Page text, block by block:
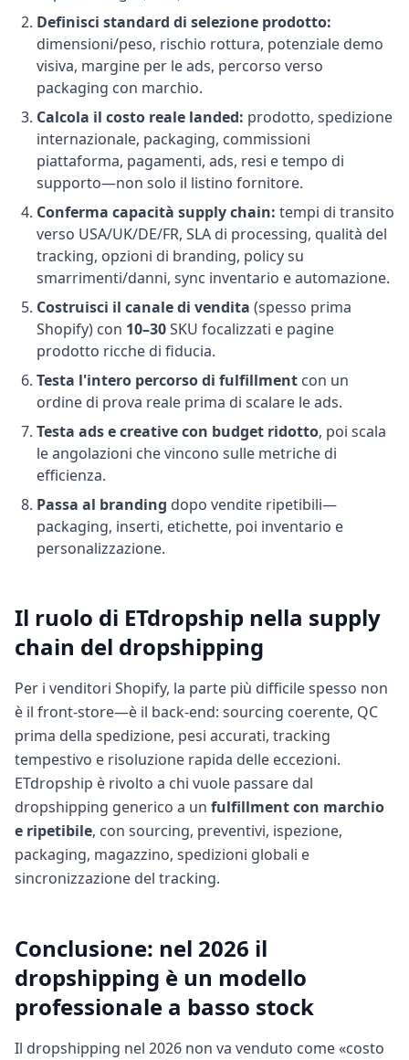
Definisci standard di selezione prodotto:
dimensioni/peso, rischio rottura, potenziale demo
visiva, margine per le ads, percorso verso
packaging con marchio.
Calcola il costo reale landed: prodotto, spedizione
internazionale, packaging, commissioni
piattaforma, pagamenti, ads, resi e tempo di
supporto—non solo il listino fornitore.
Conferma capacità supply chain: tempi di transito
verso USA/UK/DE/FR, SLA di processing, qualità del
tracking, opzioni di branding, policy su
smarrimenti/danni, sync inventario e automazione.
Costruisci il canale di vendita (spesso prima
Shopify) con 10–30SKU focalizzati e pagine
prodotto ricche di fiducia.
Testa l'intero percorso di fulfillment con un
ordine di prova reale prima di scalare le ads.
Testa ads e creative con budget ridotto, poi scala
le angolazioni che vincono sulle metriche di
efficienza.
Passa al branding dopo vendite ripetibili—
packaging, inserti, etichette, poi inventario e
personalizzazione.
Il ruolo di ETdropship nella supply
chain del dropshipping
Per i venditori Shopify, la parte più difficile spesso non
è il front-store—è il back-end: sourcing coerente, QC
prima della spedizione, pesi accurati, tracking
tempestivo e risoluzione rapida delle eccezioni.
ETdropship è rivolto a chi vuole passare dal
dropshipping generico a un fulfillment con marchio
e ripetibile, con sourcing, preventivi, ispezione,
packaging, magazzino, spedizioni globali e
sincronizzazione del tracking.
Conclusione: nel 2026 il
dropshipping è un modello
professionale a basso stock
Il dropshipping nel 2026 non va venduto come «costo